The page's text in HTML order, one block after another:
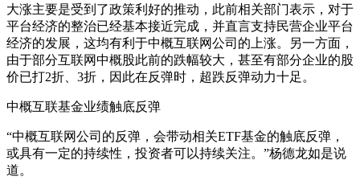
大涨主要是受到了政策利好的推动，此前相关部门表示，对于
平台经济的整治已经基本接近完成，并直言支持民营企业平台
经济的发展，这均有利于中概互联网公司的上涨。另一方面，
由于部分互联网中概股此前的跌幅较大，甚至有部分企业的股
价已打2折、3折，因此在反弹时，超跌反弹动力十足。
中概互联基金业绩触底反弹
“中概互联网公司的反弹，会带动相关ETF基金的触底反弹，
或具有一定的持续性，投资者可以持续关注。”杨德龙如是说
道。